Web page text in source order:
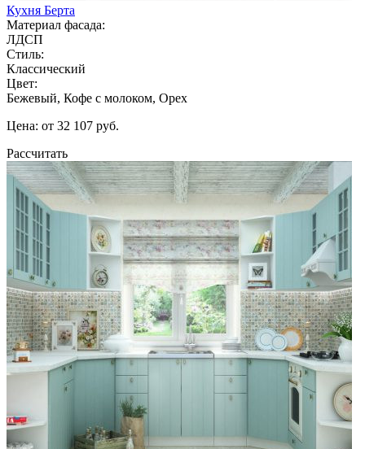
Кухня Берта
Материал фасада:
ЛДСП
Стиль:
Классический
Цвет:
Бежевый, Кофе с молоком, Орех
Цена: от 32 107 руб.
Рассчитать